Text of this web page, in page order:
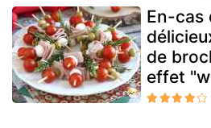
En-cas
de
effet